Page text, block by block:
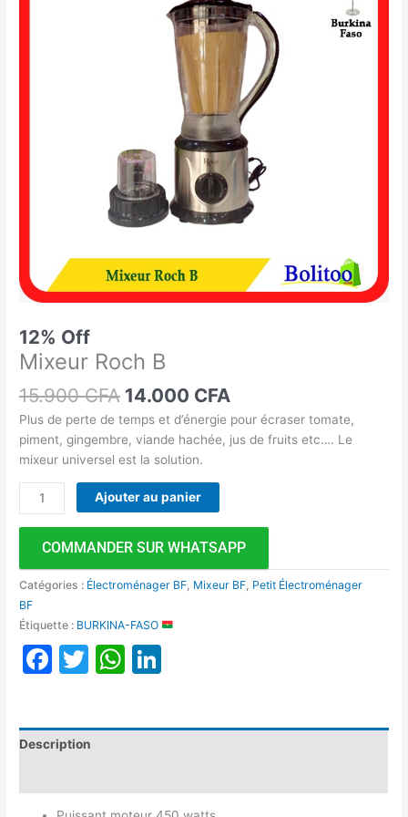
12% Off
Mixeur Roch B
15.900CFA
15.900 CFA.
14.000 CFA
14.000 CFA.
Plus de perte de temps et d’énergie pour écraser tomate,
piment, gingembre, viande hachée, jus de fruits etc…. Le
mixeur universel est la solution.
Ajouter au panier
COMMANDER SUR WHATSAPP
Catégories : Électroménager BF Mixeur BF Petit Électroménager
BF
Étiquette : BURKINA-FASO
Facebook
TwitterWhatsApp
Description